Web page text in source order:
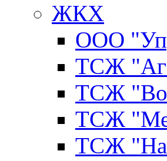
ЖКХ
ООО
ТСЖ
ТСЖ
ТСЖ
ТСЖ